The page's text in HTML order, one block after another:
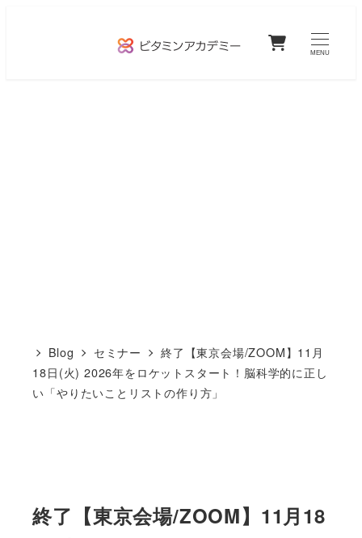
0
MENU
Blog セミナー
終了【東京会場/ZOOM】11月
18日(火) 2026年をロケットスタート！脳科学的に正し
い「やりたいことリストの作り方」
終了【東京会場/ZOOM】11月18